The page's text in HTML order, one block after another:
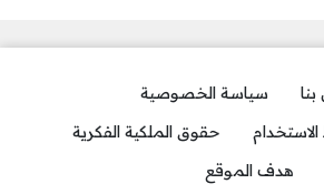
سياسة الخصوصية
حقوق الملكية الفكرية
هدف الموقع